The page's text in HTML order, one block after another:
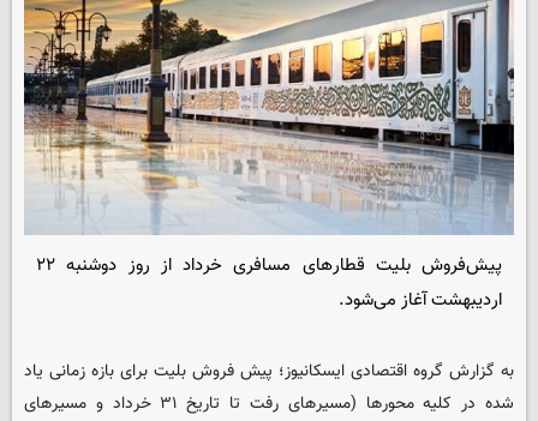
پیش‌فروش بلیت‌ قطارهای مسافری خرداد از روز دوشنبه ۲۲
اردیبهشت آغاز می‌شود.
به گزارش گروه اقتصادی ایسکانیوز؛ پیش فروش بلیت برای بازه زمانی یاد
شده در کلیه محورها (مسیرهای رفت تا تاریخ ۳۱ خرداد و مسیرهای